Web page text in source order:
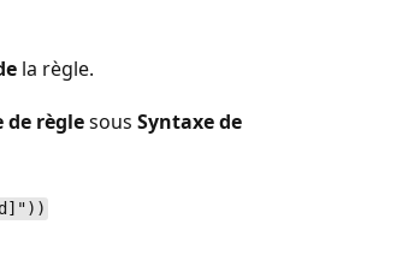
la règle.
de règlesous Syntaxe de